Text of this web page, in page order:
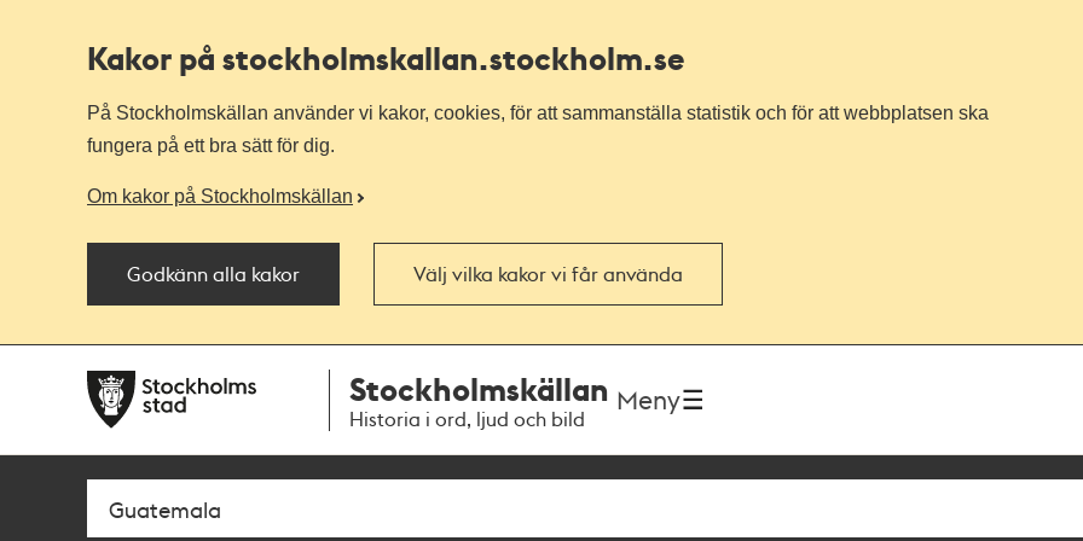
Kakor på stockholmskallan.stockholm.se
På Stockholmskällan använder vi kakor, cookies, för att sammanställa statistik och för att webbplatsen ska
fungera på ett bra sätt för dig.
Om kakor på Stockholmskällan
Godkänn alla kakor Välj vilka kakor vi får använda
navigationen
huvudinnehållet
Stockholmskällan
Historia i ord, ljud och bild
Meny
Sök